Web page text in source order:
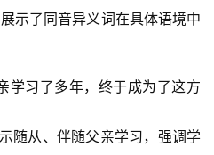
了同音异义词在具体语境中
学习了多年，终于成为了这方
随从、伴随父亲学习，强调学